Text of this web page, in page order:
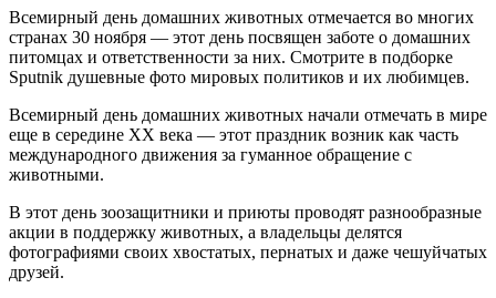
Всемирный день домашних животных отмечается во многих
странах 30 ноября ― этот день посвящен заботе о домашних
питомцах и ответственности за них. Смотрите в подборке
Sputnik душевные фото мировых политиков и их любимцев.
Всемирный день домашних животных начали отмечать в мире
еще в середине XX века — этот праздник возник как часть
международного движения за гуманное обращение с
животными.
В этот день зоозащитники и приюты проводят разнообразные
акции в поддержку животных, а владельцы делятся
фотографиями своих хвостатых, пернатых и даже чешуйчатых
друзей.